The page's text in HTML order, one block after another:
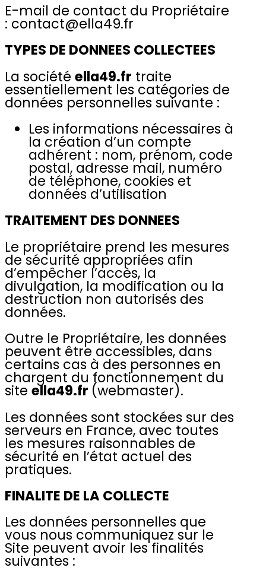
E-mail de contact du Propriétaire
: contact@ella49.fr
TYPES DE DONNEES COLLECTEES
La société ella49.fr traite
essentiellement les catégories de
données personnelles suivante :
Les informations nécessaires à
la création d’un compte
adhérent : nom, prénom, code
postal, adresse mail, numéro
de téléphone, cookies et
données d’utilisation
TRAITEMENT DES DONNEES
Le propriétaire prend les mesures
de sécurité appropriées afin
d’empêcher l’accès, la
divulgation, la modification ou la
destruction non autorisés des
données.
Outre le Propriétaire, les données
peuvent être accessibles, dans
certains cas à des personnes en
chargent du fonctionnement du
site ella49.fr (webmaster).
Les données sont stockées sur des
serveurs en France, avec toutes
les mesures raisonnables de
sécurité en l’état actuel des
pratiques.
FINALITE DE LA COLLECTE
Les données personnelles que
vous nous communiquez sur le
Site peuvent avoir les finalités
suivantes :